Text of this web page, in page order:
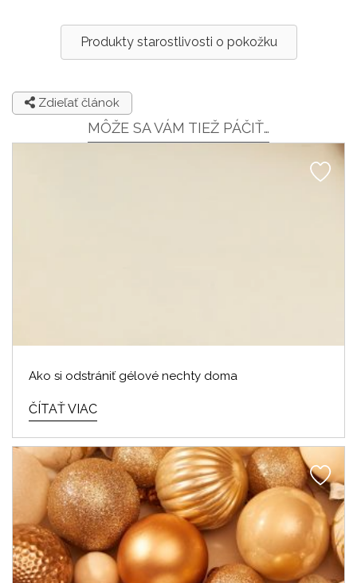
Produkty starostlivosti o pokožku
Zdieľať článok
MÔŽE SA VÁM TIEŽ PÁČIŤ…
Ako si odstrániť gélové nechty doma
ČÍTAŤ VIAC